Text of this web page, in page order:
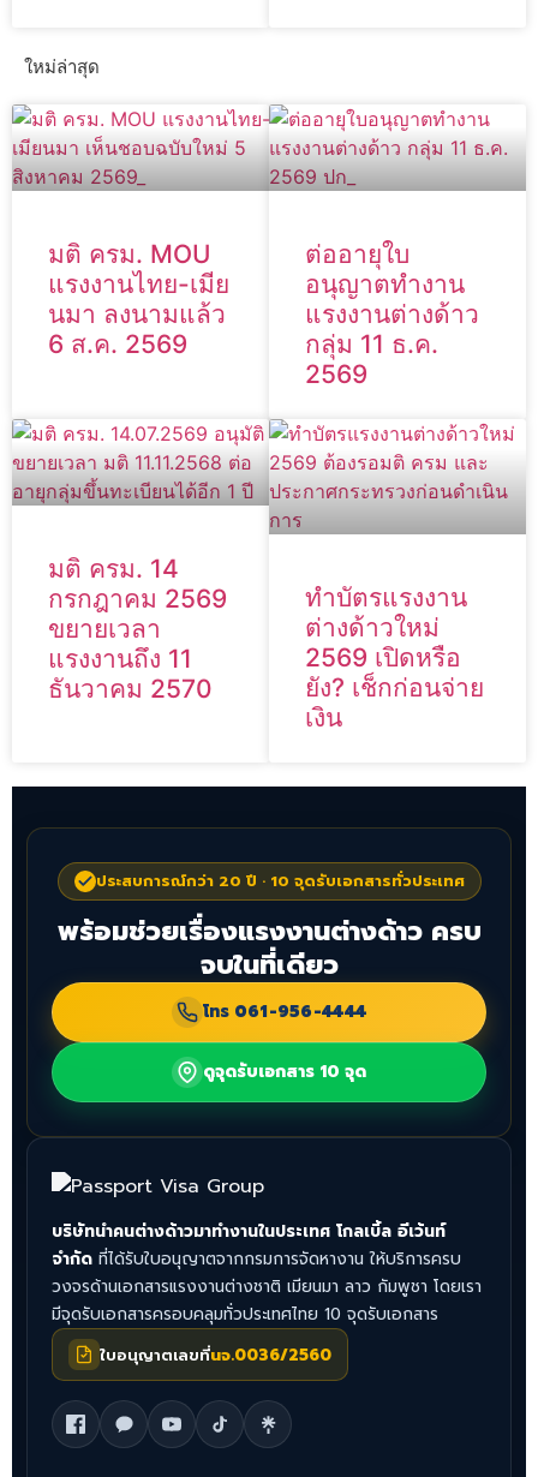
ใหม่ล่าสุด
มติ ครม. MOU
แรงงานไทย-เมีย
นมา ลงนามแล้ว
6 ส.ค. 2569
ต่ออายุใบ
อนุญาตทำงาน
แรงงานต่างด้าว
กลุ่ม 11 ธ.ค.
2569
มติ ครม. 14
กรกฎาคม 2569
ขยายเวลา
แรงงานถึง 11
ธันวาคม 2570
ทำบัตรแรงงาน
ต่างด้าวใหม่
2569 เปิดหรือ
ยัง? เช็กก่อนจ่าย
เงิน
ประสบการณ์กว่า 20 ปี · 10 จุดรับเอกสารทั่วประเทศ
พร้อมช่วยเรื่องแรงงานต่างด้าว ครบ
จบในที่เดียว
โทร 061-956-4444
ดูจุดรับเอกสาร 10 จุด
บริษัทนำคนต่างด้าวมาทำงานในประเทศ โกลเบิ้ล อีเว้นท์
จำกัด ที่ได้รับใบอนุญาตจากกรมการจัดหางาน ให้บริการครบ
วงจรด้านเอกสารแรงงานต่างชาติ เมียนมา ลาว กัมพูชา โดยเรา
มีจุดรับเอกสารครอบคลุมทั่วประเทศไทย 10 จุดรับเอกสาร
ใบอนุญาตเลขที่นจ.0036/2560